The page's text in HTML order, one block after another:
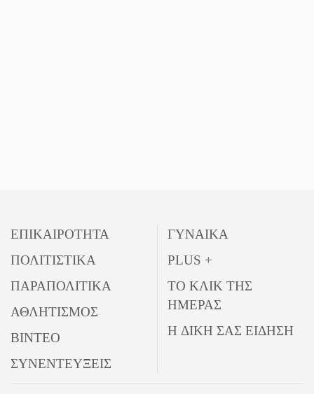
ΕΠΙΚΑΙΡΟΤΗΤΑ
ΠΟΛΙΤΙΣΤΙΚΑ
ΠΑΡΑΠΟΛΙΤΙΚΑ
ΑΘΛΗΤΙΣΜΟΣ
ΒΙΝΤΕΟ
ΣΥΝΕΝΤΕΥΞΕΙΣ
ΓΥΝΑΙΚΑ
PLUS +
ΤΟ ΚΛΙΚ ΤΗΣ
ΗΜΕΡΑΣ
Η ΔΙΚΗ ΣΑΣ ΕΙΔΗΣΗ